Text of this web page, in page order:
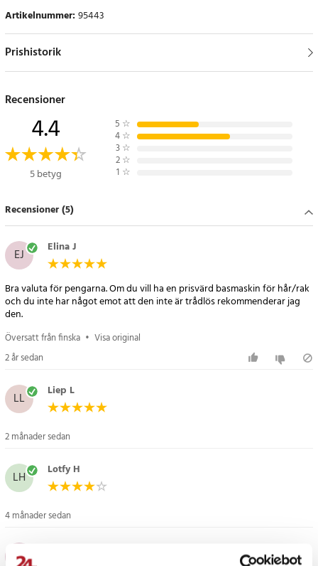
Artikelnummer:95443
Prishistorik
Recensioner
4.4
5 betyg
5 ☆
4 ☆
3 ☆
2 ☆
1 ☆
Recensioner (5)
EJ Elina J
Bra valuta för pengarna. Om du vill ha en prisvärd basmaskin för hår/rak
och du inte har något emot att den inte är trådlös rekommenderar jag
den.
Översatt från finska • Visa original
2 år sedan
LL Liep L
2 månader sedan
LH Lotfy H
4 månader sedan
PB